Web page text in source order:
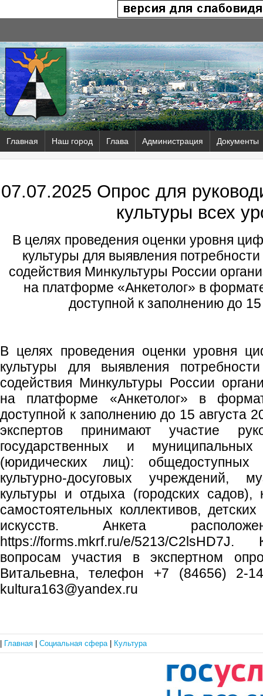
Главная Наш город Глава Администрация Документы
07.07.2025 Опрос для
культуры всех
В целях проведения оценки уровня
культуры для выявления
содействия Минкультуры России
на платформе «Анкетолог» в
доступной к заполнению до 15
В целях проведения оценки уровня
культуры для выявления
содействия Минкультуры России
на платформе «Анкетолог» в
доступной к заполнению до 15 августа
экспертов принимают участие
государственных и муниципальных
(юридических лиц): общедоступных
культурно-досуговых учреждений,
культуры и отдыха (городских садов),
самостоятельных коллективов,
искусств. Анкета
https://forms.mkrf.ru/e/5213/
вопросам участия в экспертном
Витальевна, телефон +7 (84656) 2-
kultura163@yandex.ru
Главная Социальная сфера Культура